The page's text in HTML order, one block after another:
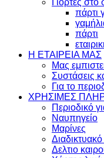
πάρτι
πάρτι
Η ΕΤΑΙΡΕΙΑ ΜΑΣ
Μας
Συστάσεις
Για το
ΧΡΗΣΙΜΕΣ
Περιοδικό
Ναυπηγείο
Μαρίνες
Δελτιο